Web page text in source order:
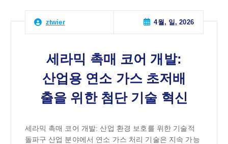
ztwier 4월, 일, 2026
세라믹 촉매 코어 개발:
산업용 연소 가스 초저배
출을 위한 첨단 기술 혁신
세라믹 촉매 코어 개발: 산업 환경 보호를 위한 기술적
돌파구 산업 분야에서 연소 가스 처리 기술은 지속 가능